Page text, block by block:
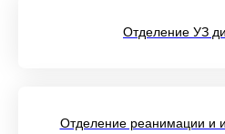
Отделение УЗ
Отделение реанимации и